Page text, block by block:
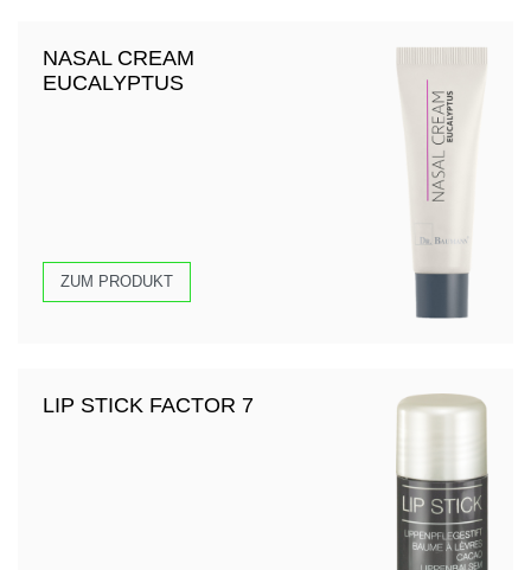
NASAL CREAM
EUCALYPTUS
ZUM PRODUKT
LIP STICK FACTOR 7